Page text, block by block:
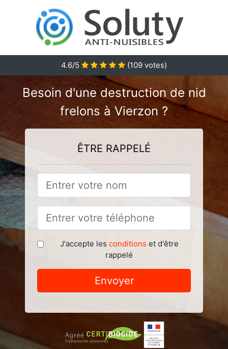
4.6/5 (109 votes)
Besoin d'une destruction de nid
frelons à Vierzon ?
ÊTRE RAPPELÉ
J'accepte les conditions et d'être
rappelé
Envoyer